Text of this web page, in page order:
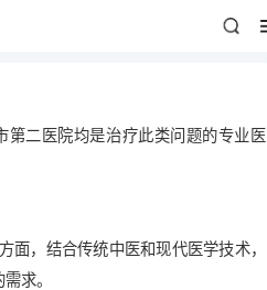
二医院均是治疗此类问题的专业医
，结合传统中医和现代医学技术，
求。